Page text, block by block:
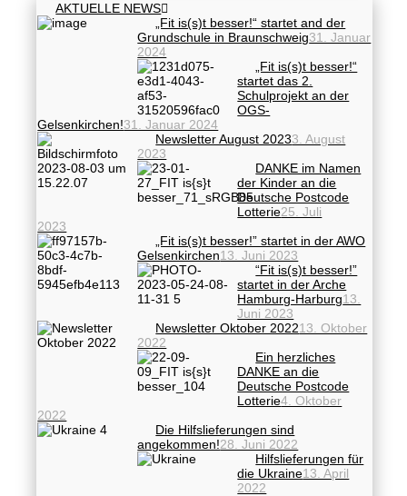
AKTUELLE NEWS
„Fit is(s)t besser!“ startet and der
Grundschule in Braunschweig31. Januar
2024
„Fit is(s)t besser!“
startet das 2.
Schulprojekt an der
OGS-
Gelsenkirchen!31. Januar 2024
Newsletter August 20233. August
2023
DANKE im Namen
der Kinder an die
Deutsche Postcode
Lotterie25. Juli
2023
„Fit is(s)t besser!” startet in der AWO
Gelsenkirchen13. Juni 2023
“Fit is(s)t besser!”
startet in der Arche
Hamburg-Harburg13.
Juni 2023
Newsletter Oktober 202213. Oktober
2022
Ein herzliches
DANKE an die
Deutsche Postcode
Lotterie4. Oktober
2022
Die Hilfslieferungen sind
angekommen!28. Juni 2022
Hilfslieferungen für
die Ukraine13. April
2022